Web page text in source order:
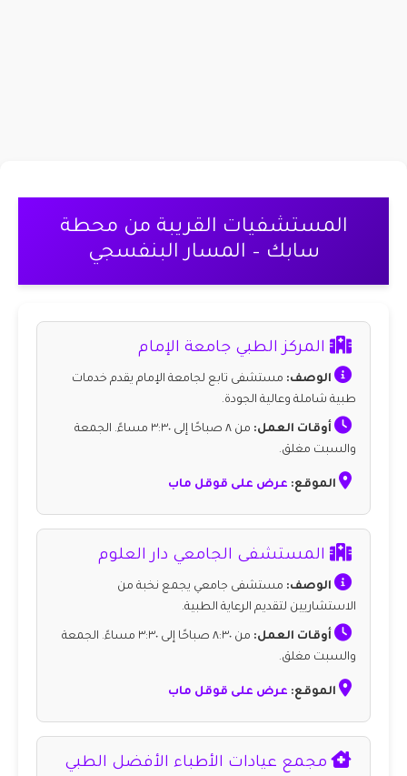
المستشفيات القريبة من محطة
سابك – المسار البنفسجي
المركز الطبي جامعة الإمام
الوصف: مستشفى تابع لجامعة الإمام يقدم خدمات
طبية شاملة وعالية الجودة.
أوقات العمل:
من ٨ صباحًا إلى ٣:٣٠ مساءً. الجمعة
والسبت مغلق.
الموقع: عرض على قوقل ماب
المستشفى الجامعي دار العلوم
الوصف: مستشفى جامعي يجمع نخبة من
الاستشاريين لتقديم الرعاية الطبية.
أوقات العمل:
من ٨:٣٠ صباحًا إلى ٣:٣٠ مساءً. الجمعة
والسبت مغلق.
الموقع: عرض على قوقل ماب
مجمع عيادات الأطباء الأفضل الطبي